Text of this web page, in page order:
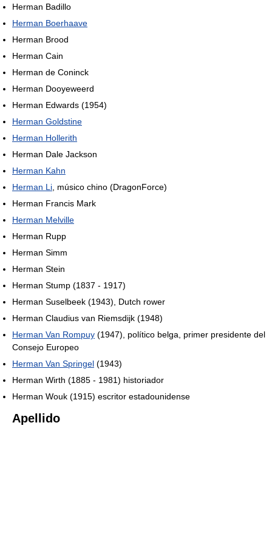
Herman Badillo
Herman Boerhaave
Herman Brood
Herman Cain
Herman de Coninck
Herman Dooyeweerd
Herman Edwards (1954)
Herman Goldstine
Herman Hollerith
Herman Dale Jackson
Herman Kahn
Herman Li, músico chino (DragonForce)
Herman Francis Mark
Herman Melville
Herman Rupp
Herman Simm
Herman Stein
Herman Stump (1837 - 1917)
Herman Suselbeek (1943), Dutch rower
Herman Claudius van Riemsdijk (1948)
Herman Van Rompuy (1947), político belga, primer presidente del
Consejo Europeo
Herman Van Springel (1943)
Herman Wirth (1885 - 1981) historiador
Herman Wouk (1915) escritor estadounidense
Apellido